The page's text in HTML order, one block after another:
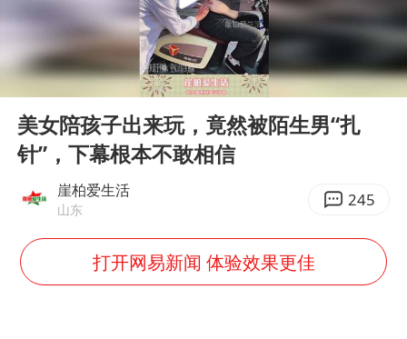
男童模仿奥特曼从高处跳下致骨折
香港宏福苑火灾或由烟头引起
中国父女泰国骑摩托车坠崖1死1伤
浙江台州《告全体市民书》
周末打虎 宋致远被查
郑丽文：台湾从来没有“独立”过
《给阿嬷的情书》售后来了
Play
00:00 00:13
美女陪孩子出来玩，竟然被陌生男“扎
针”，下幕根本不敢相信
崖柏爱生活
山东 245
打开网易新闻 体验效果更佳